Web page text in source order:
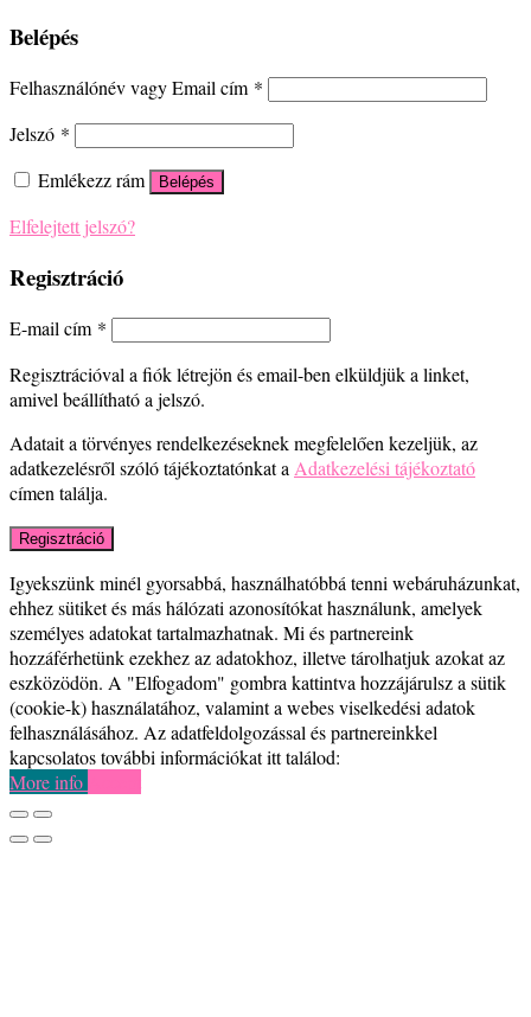
Belépés
Felhasználónév vagy Email cím *
Jelszó *
Emlékezz rám
Belépés
Elfelejtett jelszó?
Regisztráció
E-mail cím *
Regisztrációval a fiók létrejön és email-ben elküldjük a linket,
amivel beállítható a jelszó.
Adatait a törvényes rendelkezéseknek megfelelően kezeljük, az
adatkezelésről szóló tájékoztatónkat a Adatkezelési tájékoztató
címen találja.
Regisztráció
Igyekszünk minél gyorsabbá, használhatóbbá tenni webáruházunkat,
ehhez sütiket és más hálózati azonosítókat használunk, amelyek
személyes adatokat tartalmazhatnak. Mi és partnereink
hozzáférhetünk ezekhez az adatokhoz, illetve tárolhatjuk azokat az
eszközödön. A "Elfogadom" gombra kattintva hozzájárulsz a sütik
(cookie-k) használatához, valamint a webes viselkedési adatok
felhasználásához. Az adatfeldolgozással és partnereinkkel
kapcsolatos további információkat itt találod:
More info